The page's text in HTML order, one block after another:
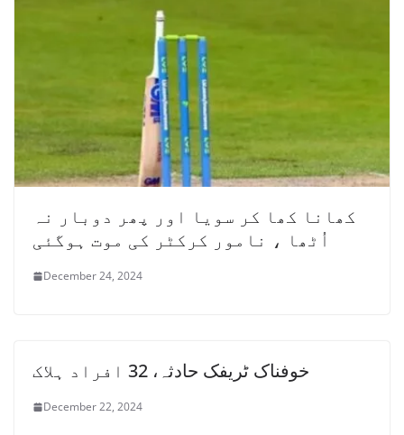
کھانا کھا کر سویا اور پھر دوبار نہ
اُٹھا ، نامور کرکٹر کی موت ہوگئی
December 24, 2024
خوفناک ٹریفک حادثہ، 32 افراد ہلاک
December 22, 2024